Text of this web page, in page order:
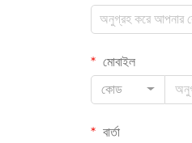
মোবাইল
কোড
বার্তা